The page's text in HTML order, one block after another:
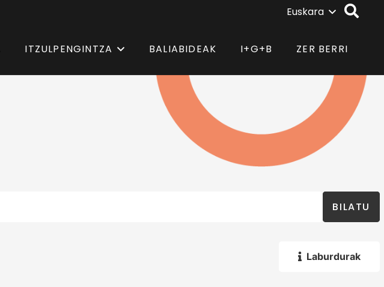
Euskara
ITZULPENGINTZA BALIABIDEAK I+G+B ZER BERRI
BILATU
Laburdurak